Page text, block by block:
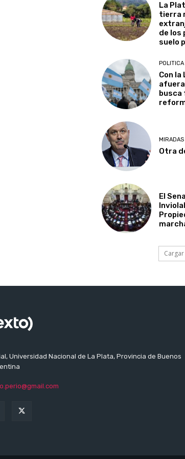
La
tierra
de los
suelo
POLITICA
Con la
busca
MIRADAS
Otra
El
Universidad Nacional de La Plata, Provincia de Buenos